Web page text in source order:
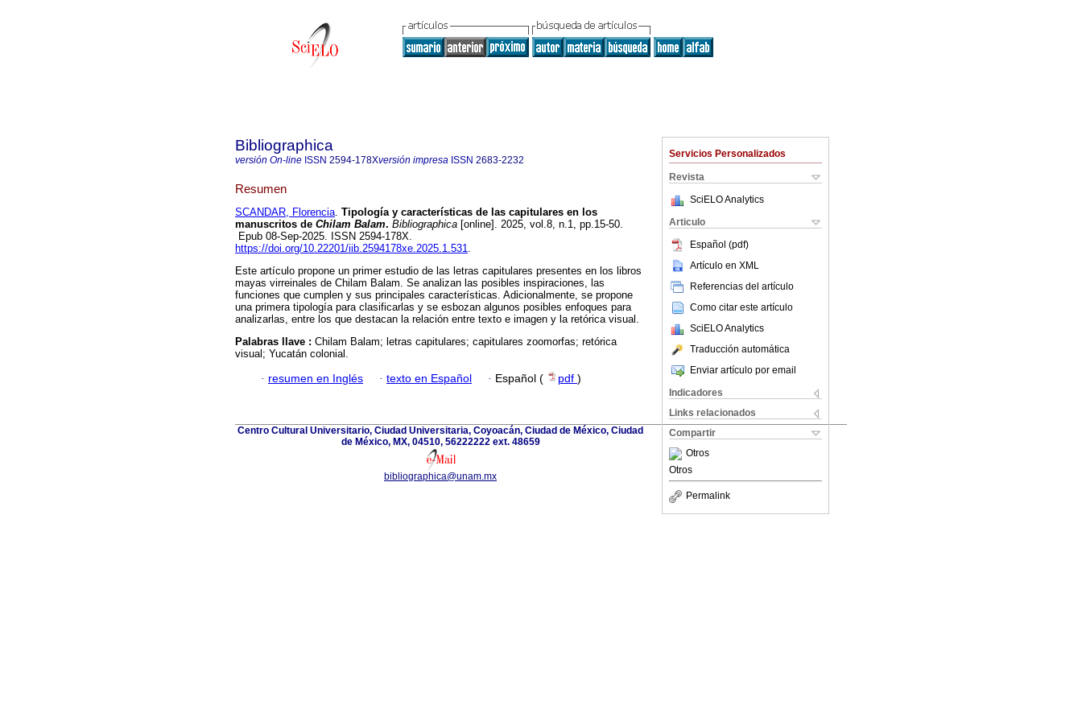
Servicios Personalizados
Revista
SciELO Analytics
Articulo
Español (pdf)
Artículo en XML
Referencias del artículo
Como citar este artículo
SciELO Analytics
Traducción automática
Enviar artículo por email
Indicadores
Links relacionados
Compartir
Otros
Otros
Permalink
Bibliographica
versión On-line ISSN 2594-178Xversión impresa ISSN 2683-2232
Resumen
SCANDAR, Florencia. Tipología y características de las capitulares en los
manuscritos de Chilam Balam. Bibliographica [online]. 2025, vol.8, n.1, pp.15-50.
Epub 08-Sep-2025. ISSN 2594-178X.
https://doi.org/10.22201/iib.2594178xe.2025.1.531.
Este artículo propone un primer estudio de las letras capitulares presentes en los libros
mayas virreinales de Chilam Balam. Se analizan las posibles inspiraciones, las
funciones que cumplen y sus principales características. Adicionalmente, se propone
una primera tipología para clasificarlas y se esbozan algunos posibles enfoques para
analizarlas, entre los que destacan la relación entre texto e imagen y la retórica visual.
Palabras llave : Chilam Balam; letras capitulares; capitulares zoomorfas; retórica
visual; Yucatán colonial.
· resumen en Inglés · texto en Español · Español ( pdf )
Centro Cultural Universitario, Ciudad Universitaria, Coyoacán, Ciudad de México, Ciudad
de México, MX, 04510, 56222222 ext. 48659
bibliographica@unam.mx